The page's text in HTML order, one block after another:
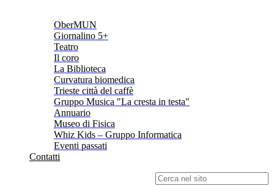
OberMUN
Giornalino 5+
Teatro
Il coro
La Biblioteca
Curvatura biomedica
Trieste città del caffè
Gruppo Musica "La cresta in testa"
Annuario
Museo di Fisica
Whiz Kids – Gruppo Informatica
Eventi passati
Contatti